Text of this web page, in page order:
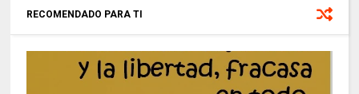
RECOMENDADO PARA TI